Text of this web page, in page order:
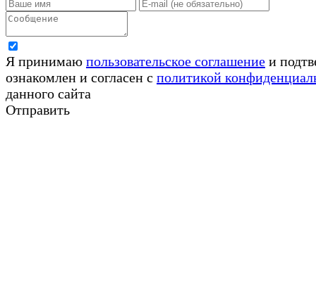
Я принимаю пользовательское соглашение и
ознакомлен и согласен с политикой
данного сайта
Отправить